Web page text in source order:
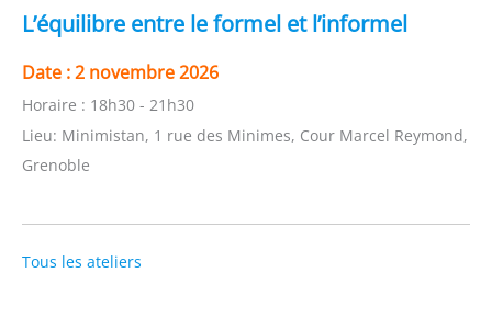
L’équilibre entre le formel et l’informel
Date :2 novembre 2026
Horaire : 18h30 - 21h30
Lieu: Minimistan, 1 rue des Minimes, Cour Marcel Reymond,
Grenoble
Tous les ateliers